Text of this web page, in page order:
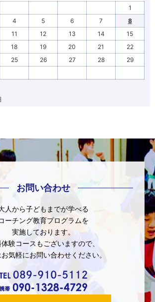
1
4 5 6 7
8
11 12 13 14
15
18 19 20 21
22
25 26 27 28
29
お問い合わせ
人から子どもまでが学べる
ーチング教育プログラムを
実施しております。
験コースもございますので、
お気軽にお問い合わせください。